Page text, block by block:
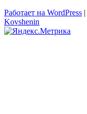
Работает на WordPress |
Kovshenin